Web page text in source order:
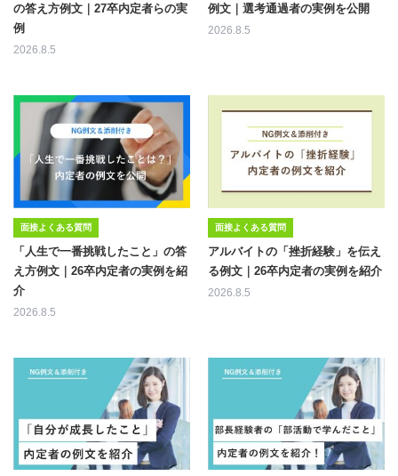
の答え方例文｜27卒内定者らの実
例
2026.8.5
例文｜選考通過者の実例を公開
2026.8.5
面接よくある質問
「人生で一番挑戦したこと」の答
え方例文｜26卒内定者の実例を紹
介
2026.8.5
面接よくある質問
アルバイトの「挫折経験」を伝え
る例文｜26卒内定者の実例を紹介
2026.8.5